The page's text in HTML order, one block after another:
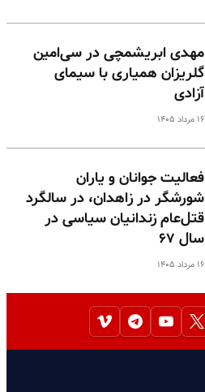
مهدی ابریشمچی در سی‌امین
گلریزان همیاری با سیمای
آزادی
۱۶ مرداد ۱۴۰۵
فعالیت جوانان و یاران
شورشگر در زاهدان، در سالگرد
قتل‌عام زندانیان سیاسی در
سال ۶۷
۱۶ مرداد ۱۴۰۵